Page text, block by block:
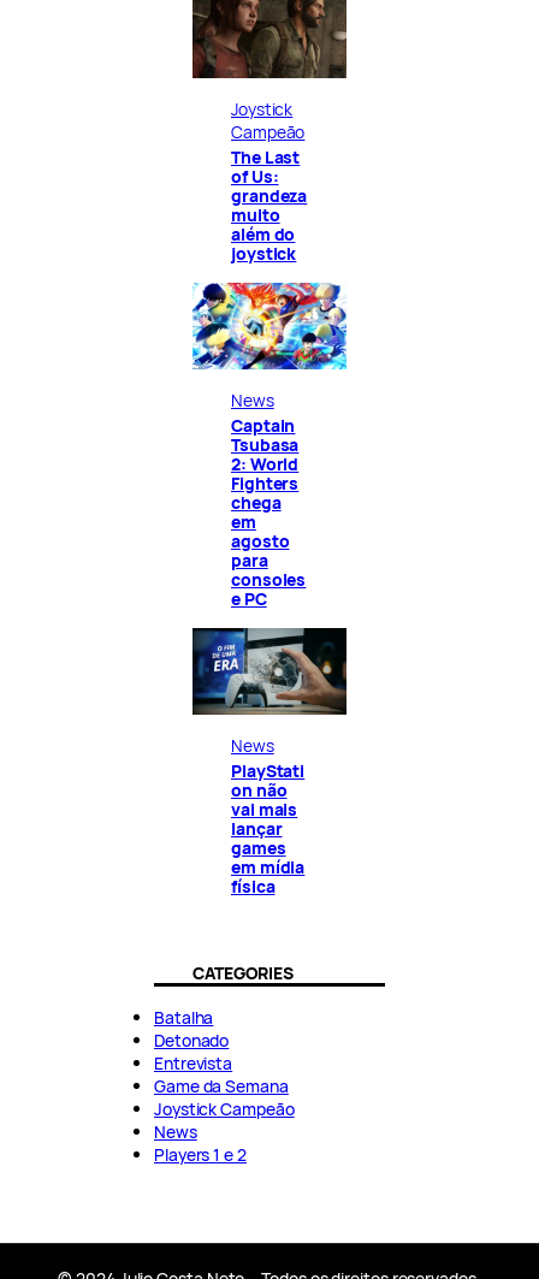
Joystick
Campeão
The Last
of Us:
grandeza
muito
além do
joystick
News
Captain
Tsubasa
2: World
Fighters
chega
em
agosto
para
consoles
e PC
News
PlayStati
on não
vai mais
lançar
games
em mídia
física
CATEGORIES
Batalha
Detonado
Entrevista
Game da Semana
Joystick Campeão
News
Players 1 e 2